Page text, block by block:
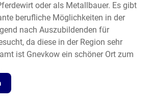
oder als Metallbauer. Es gibt
berufliche Möglichkeiten in der
nach Auszubildenden für
da diese in der Region sehr
ist Gnevkow ein schöner Ort zum